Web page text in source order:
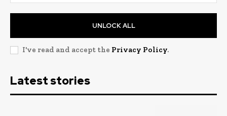
UNLOCK ALL
I've read and accept the Privacy Policy.
Latest stories